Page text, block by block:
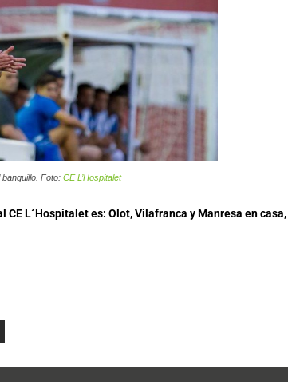
Foto: CE L’Hospitalet
CE L´Hospitalet es: Olot, Vilafranca y Manresa en